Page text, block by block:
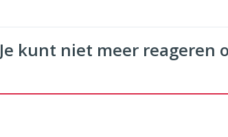
Je kunt niet meer reageren